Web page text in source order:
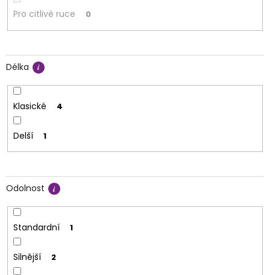
Pro citlivé ruce 0
Délka
Klasické 4
Delší 1
Odolnost
Standardní 1
Silnější 2